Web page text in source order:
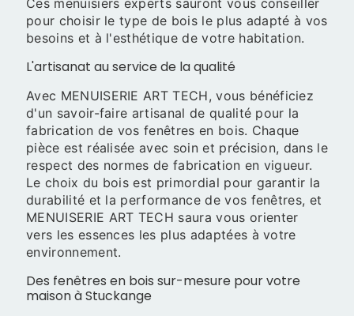
Ces menuisiers experts sauront vous conseiller
pour choisir le type de bois le plus adapté à vos
besoins et à l'esthétique de votre habitation.
L'artisanat au service de la qualité
Avec MENUISERIE ART TECH, vous bénéficiez
d'un savoir-faire artisanal de qualité pour la
fabrication de vos fenêtres en bois. Chaque
pièce est réalisée avec soin et précision, dans le
respect des normes de fabrication en vigueur.
Le choix du bois est primordial pour garantir la
durabilité et la performance de vos fenêtres, et
MENUISERIE ART TECH saura vous orienter
vers les essences les plus adaptées à votre
environnement.
Des fenêtres en bois sur-mesure pour votre
maison à Stuckange